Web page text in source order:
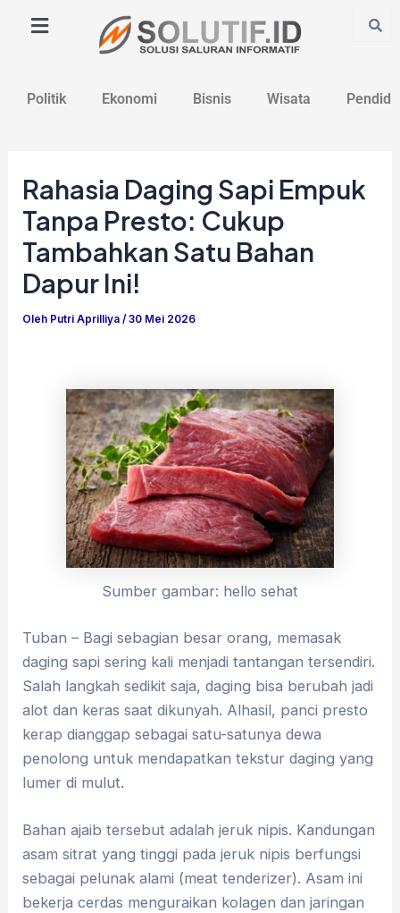
Politik Ekonomi Bisnis Wisata
Rahasia Daging Sapi Empuk
Tanpa Presto: Cukup
Tambahkan Satu Bahan
Dapur Ini!
Oleh Putri Aprilliya/30 Mei 2026
Sumber gambar: hello sehat
Tuban – ​Bagi sebagian besar orang, memasak
daging sapi sering kali menjadi tantangan tersendiri.
Salah langkah sedikit saja, daging bisa berubah jadi
alot dan keras saat dikunyah. Alhasil, panci presto
kerap dianggap sebagai satu-satunya dewa
penolong untuk mendapatkan tekstur daging yang
lumer di mulut.
​Bahan ajaib tersebut adalah jeruk nipis. Kandungan
asam sitrat yang tinggi pada jeruk nipis berfungsi
sebagai pelunak alami (meat tenderizer). Asam ini
bekerja cerdas menguraikan kolagen dan jaringan
navigation